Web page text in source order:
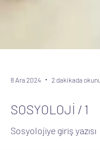
8 Ara 2024 2 dakikada okunur
SOSYOLOJİ / 1